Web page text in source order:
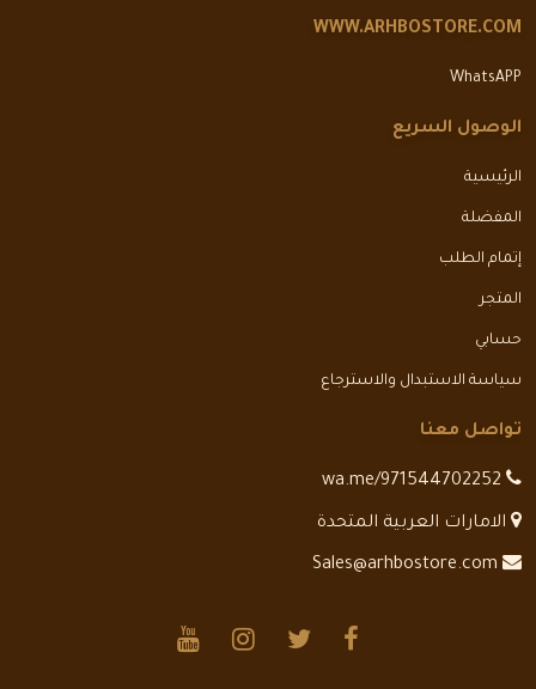
WWW.ARHBOSTORE.COM
WhatsAPP
الوصول السريع
الرئيسية
المفضلة
إتمام الطلب
المتجر
حسابي
سياسة الاستبدال والاسترجاع
تواصل معنا
الامارات العربية المتحدة